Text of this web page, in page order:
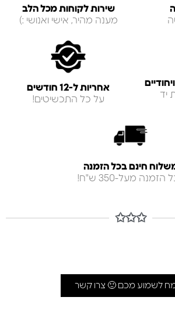
שירות לקוחות מכל הלב
מענה מהיר, אישי ואנושי :)
יד
אחריות ל-12 חודשים
על כל התכשיטים!
חינם בכל הזמנה
הזמנה מעל-350 ש"ח!
✩✩✩
לשמוע מכם 🙂 צרו קשר